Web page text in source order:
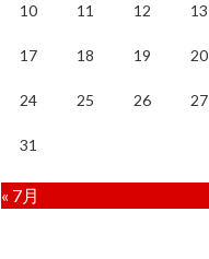
10 11 12 13
17 18 19 20
24 25 26 27
31
« 7月